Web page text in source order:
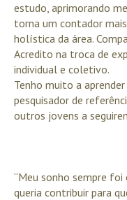
estudo, aprimorando
torna um contador
holística da área.
Acredito na troca de
individual e coletivo.
Tenho muito a
pesquisador de
outros jovens a
“Meu sonho sempre foi
queria contribuir para